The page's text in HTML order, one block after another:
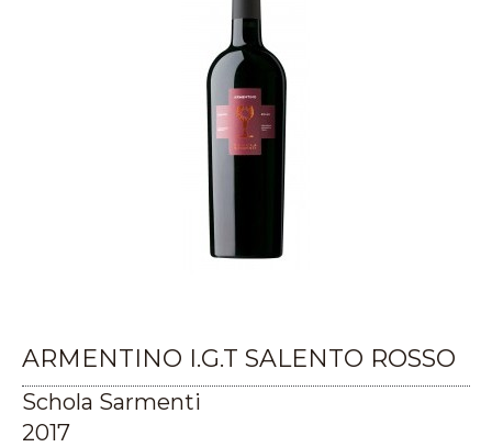
ARMENTINO I.G.T SALENTO ROSSO
Schola Sarmenti
2017